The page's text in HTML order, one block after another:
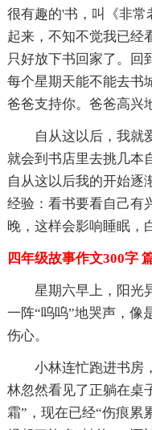
很有趣的'书，叫《非常
起来，不知不觉我已经
只好放下书回家了。回
每个星期天能不能去书
爸爸支持你。爸爸高兴
自从这以后，我就
就会到书店里去挑几本
自从这以后我的开始逐
经验：看书要看自己有
晚，这样会影响睡眠，
四年级故事作文300字
星期六早上，阳光
一阵“呜呜”地哭声，像
伤心。
小林连忙跑进书房
林忽然看见了正躺在桌
霜”，现在已经“伤痕累